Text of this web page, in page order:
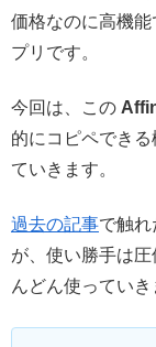
価格なのに高機能
プリです。
今回は、この
的にコピペできる
ていきます。
過去の記事で触れ
が、使い勝手は圧
んどん使っていき